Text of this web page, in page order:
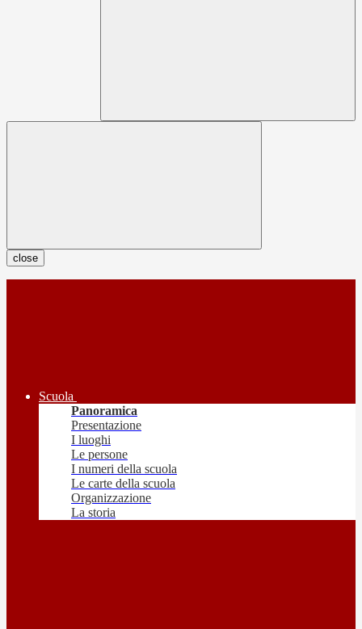
close
Scuola
Panoramica
Presentazione
I luoghi
Le persone
I numeri della scuola
Le carte della scuola
Organizzazione
La storia